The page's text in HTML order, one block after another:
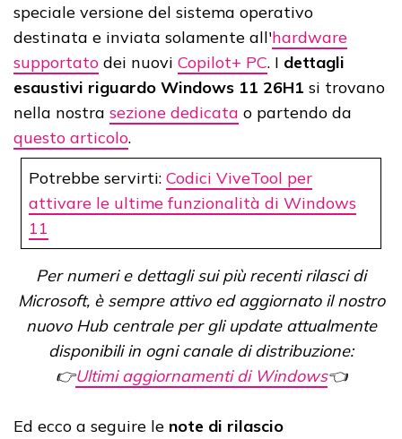
speciale versione del sistema operativo
destinata e inviata solamente all'hardware
supportato dei nuovi Copilot+ PC. I dettagli
esaustivi riguardo Windows 11 26H1 si trovano
nella nostra sezione dedicata o partendo da
questo articolo.
Potrebbe servirti: Codici ViveTool per
attivare le ultime funzionalità di Windows
11
Per numeri e dettagli sui più recenti rilasci di
Microsoft, è sempre attivo ed aggiornato il nostro
nuovo Hub centrale per gli update attualmente
disponibili in ogni canale di distribuzione:
👉Ultimi aggiornamenti di Windows👈
Ed ecco a seguire le note di rilascio